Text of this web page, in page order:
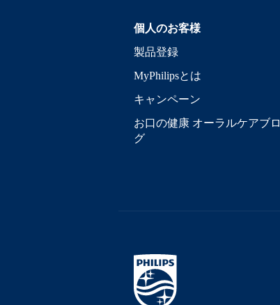
個人のお客様
製品登録
MyPhilipsとは
キャンペーン
お口の健康 オーラルケアブロ
グ